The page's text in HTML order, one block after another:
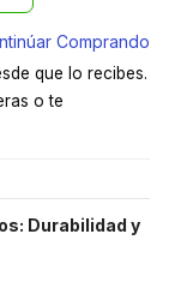
Comprando
que lo recibes.
o te
Durabilidad y